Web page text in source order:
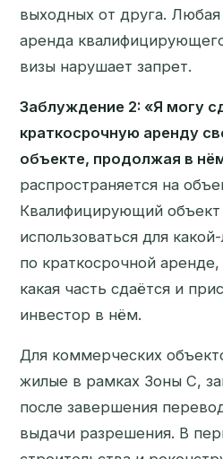
выходных от друга. Любая
аренда
визы нарушает запрет.
Заблуждение 2: «Я могу
краткосрочную аренду
объекте, продолжая в
распространяется на
Квалифицирующий
использоваться для
по краткосрочной
какая часть сдаётся и
инвестор в нём.
Для коммерческих
жилые в рамках Зоны C,
после завершения
выдачи разрешения. В